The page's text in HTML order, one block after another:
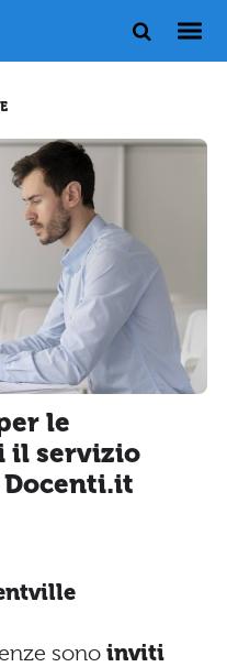
le
il servizio
sono inviti